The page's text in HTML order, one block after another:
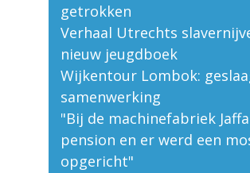
getrokken
Verhaal Utrechts
nieuw jeugdboek
Wijkentour Lombok:
samenwerking
"Bij de machinefabriek
pension en er werd een
opgericht"